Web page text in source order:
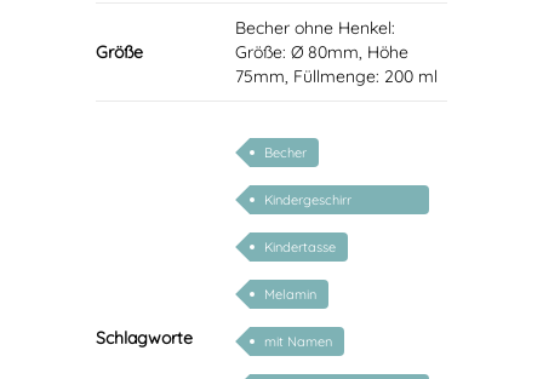
Größe
Becher ohne Henkel:
Größe: Ø 80mm, Höhe
75mm, Füllmenge: 200 ml
Schlagworte
Becher
Kindergeschirr
personalisiert
Kindertasse
Melamin
mit Namen